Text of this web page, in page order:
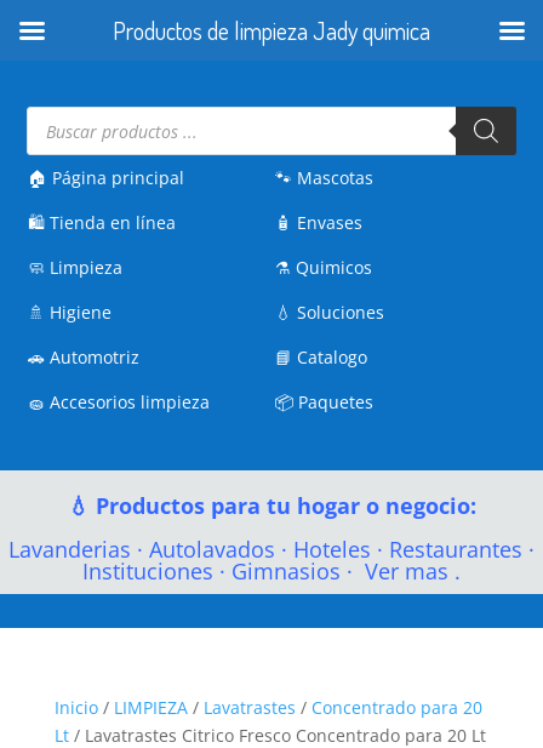
Búsqueda
productos
🏠 Página principal
🛍️Tienda en línea
🧼 Limpieza
🚿 Higiene
🚗Automotriz
🧽Accesorios limpieza
🐾 Mascotas
🧴 Envases
⚗️Quimicos
💧Soluciones
📘Catalogo
📦 Paquetes
💧 Productos para tu hogar o negocio:
Lavanderias · Autolavados · Hoteles · Restaurantes ·
Instituciones · Gimnasios · Ver mas .
Inicio/ LIMPIEZA/ Lavatrastes / Concentrado para 20
Lt/ Lavatrastes Citrico Fresco Concentrado para 20 Lt
Productos de limpieza Jady quimica